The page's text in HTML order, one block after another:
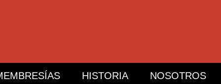
HISTORIA NOSOTROS